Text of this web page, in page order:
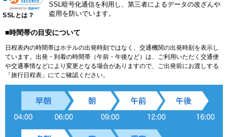
SSLとは？
SSL暗号化通信を利用し、第三者によるデータの改ざんや
盗用を防いでいます。
■時間帯の目安について
日程表内の時間帯はホテルの出発時刻ではなく、交通機関の出発時刻を表示し
ています。出発・到着の時間帯（午前・午後など）は、ご利用いただく交通便
や交通事情などにより変更となる場合がありますので、ご出発前にお渡しする
「旅行日程表」にてご確認ください。